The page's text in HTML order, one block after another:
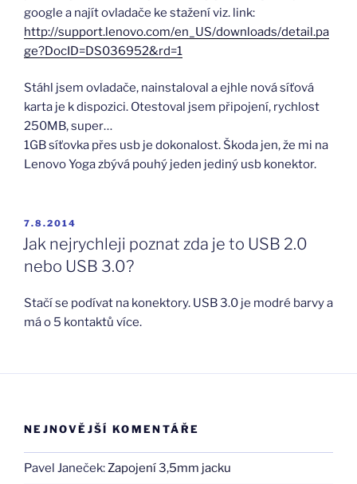
google a najít ovladače ke stažení viz. link:
http://support.lenovo.com/en_US/downloads/detail.pa
ge?DocID=DS036952&rd=1
Stáhl jsem ovladače, nainstaloval a ejhle nová síťová
karta je k dispozici. Otestoval jsem připojení, rychlost
250MB, super…
1GB síťovka přes usb je dokonalost. Škoda jen, že mi na
Lenovo Yoga zbývá pouhý jeden jediný usb konektor.
PUBLIKOVÁNO
7.8.2014
Jak nejrychleji poznat zda je to USB 2.0
nebo USB 3.0?
Stačí se podívat na konektory. USB 3.0 je modré barvy a
má o 5 kontaktů více.
NEJNOVĚJŠÍ KOMENTÁŘE
Pavel Janeček:Zapojení 3,5mm jacku